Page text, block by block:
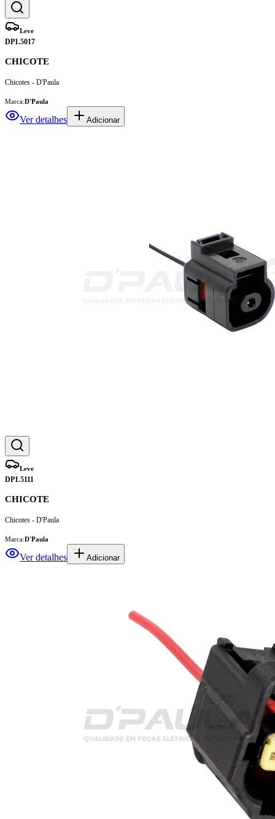
Leve
DP1.5017
CHICOTE
Chicotes - D'Paula
Marca:D'Paula
Ver detalhes Adicionar
Leve
DP1.5111
CHICOTE
Chicotes - D'Paula
Marca:D'Paula
Ver detalhes Adicionar